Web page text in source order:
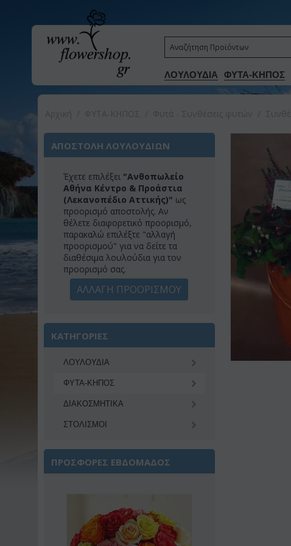
ΛΟΥΛΟΥΔΙΑ ΦΥΤΑ-ΚΗΠΟΣ
ΑΠΟΣΤΟΛΗ ΛΟΥΛΟΥΔΙΩΝ
Έχετε επιλέξει "Ανθοπωλείο
Αθήνα Κέντρο & Προάστια
(Λεκανοπέδιο Αττικής)" ως
προορισμό αποστολής. Αν
θέλετε διαφορετικό προορισμό,
παρακαλώ επιλέξτε "αλλαγή
προορισμού" για να δείτε τα
διαθέσιμα λουλούδια για τον
προορισμό σας.
ΑΛΛΑΓΗ ΠΡΟΟΡΙΣΜΟΥ
ΚΑΤΗΓΟΡΙΕΣ
ΛΟΥΛΟΥΔΙΑ
ΦΥΤΑ-ΚΗΠΟΣ
ΔΙΑΚΟΣΜΗΤΙΚA
ΣΤΟΛΙΣΜΟΙ
ΠΡΟΣΦΟΡΕΣ ΕΒΔΟΜΑΔΟΣ